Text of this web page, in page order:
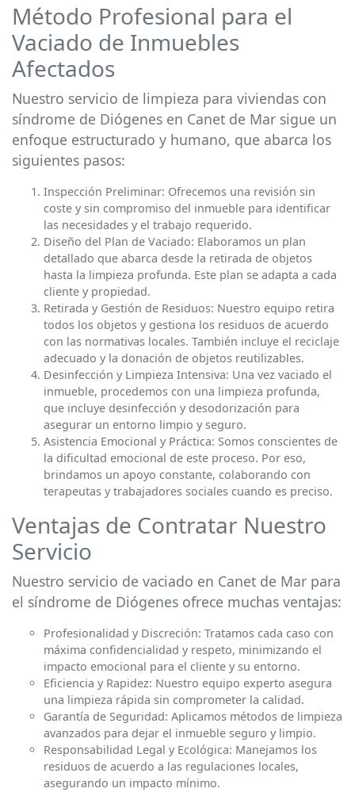
Método Profesional para el
Vaciado de Inmuebles
Afectados
Nuestro servicio de limpieza para viviendas con
síndrome de Diógenes en Canet de Mar sigue un
enfoque estructurado y humano, que abarca los
siguientes pasos:
Inspección Preliminar: Ofrecemos una revisión sin
coste y sin compromiso del inmueble para identificar
las necesidades y el trabajo requerido.
Diseño del Plan de Vaciado: Elaboramos un plan
detallado que abarca desde la retirada de objetos
hasta la limpieza profunda. Este plan se adapta a cada
cliente y propiedad.
Retirada y Gestión de Residuos: Nuestro equipo retira
todos los objetos y gestiona los residuos de acuerdo
con las normativas locales. También incluye el reciclaje
adecuado y la donación de objetos reutilizables.
Desinfección y Limpieza Intensiva: Una vez vaciado el
inmueble, procedemos con una limpieza profunda,
que incluye desinfección y desodorización para
asegurar un entorno limpio y seguro.
Asistencia Emocional y Práctica: Somos conscientes de
la dificultad emocional de este proceso. Por eso,
brindamos un apoyo constante, colaborando con
terapeutas y trabajadores sociales cuando es preciso.
Ventajas de Contratar Nuestro
Servicio
Nuestro servicio de vaciado en Canet de Mar para
el síndrome de Diógenes ofrece muchas ventajas:
Profesionalidad y Discreción: Tratamos cada caso con
máxima confidencialidad y respeto, minimizando el
impacto emocional para el cliente y su entorno.
Eficiencia y Rapidez: Nuestro equipo experto asegura
una limpieza rápida sin comprometer la calidad.
Garantía de Seguridad: Aplicamos métodos de limpieza
avanzados para dejar el inmueble seguro y limpio.
Responsabilidad Legal y Ecológica: Manejamos los
residuos de acuerdo a las regulaciones locales,
asegurando un impacto mínimo.